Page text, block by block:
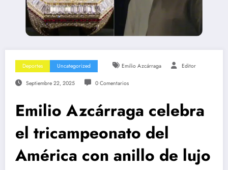
Deportes Uncategorized Emilio Azcárraga Editor
Septiembre 22, 2025 0 Comentarios
Emilio Azcárraga celebra
el tricampeonato del
América con anillo de lujo